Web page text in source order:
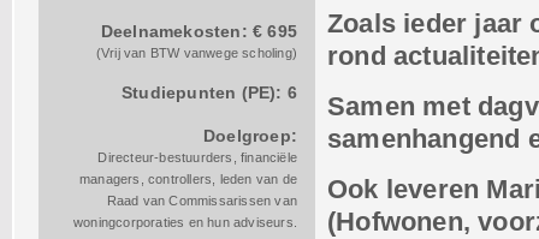
Deelnamekosten: € 695
(Vrij van BTW vanwege scholing)
Studiepunten (PE): 6
Doelgroep:
Directeur-bestuurders, financiële
managers, controllers, leden van de
Raad van Commissarissen van
woningcorporaties en hun adviseurs.
Zoals ieder jaar
rond
Samen met
samenhangend
Ook leveren
(Hofwonen,